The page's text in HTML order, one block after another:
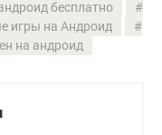
бесплатно
игры на Андроид
на андроид